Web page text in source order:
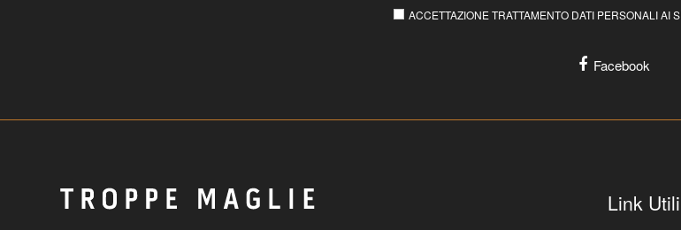
ACCETTAZIONE TRATTAMENTO DATI PERSONALI
Facebook
Link Utili